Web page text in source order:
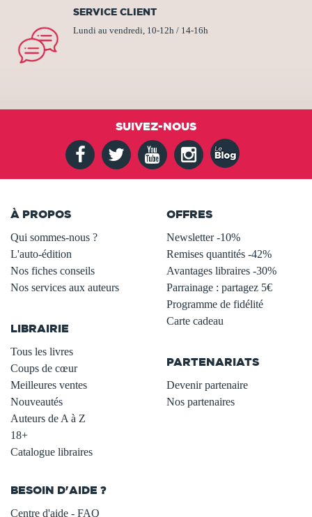
SERVICE CLIENT
Lundi au vendredi, 10-12h / 14-16h
SUIVEZ-NOUS
À PROPOS
Qui sommes-nous ?
L'auto-édition
Nos fiches conseils
Nos services aux auteurs
LIBRAIRIE
Tous les livres
Coups de cœur
Meilleures ventes
Nouveautés
Auteurs de A à Z
18+
Catalogue libraires
OFFRES
Newsletter -10%
Remises quantités -42%
Avantages libraires -30%
Parrainage : partagez 5€
Programme de fidélité
Carte cadeau
PARTENARIATS
Devenir partenaire
Nos partenaires
BESOIN D'AIDE ?
Centre d'aide - FAQ